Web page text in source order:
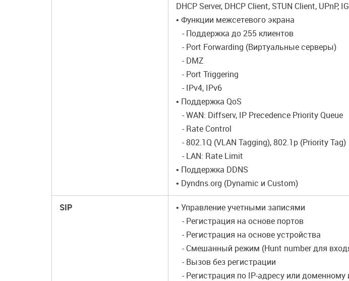
DHCP Server, DHCP Client, STUN Client, UPnP,
• Функции межсетевого экрана
- Поддержка до 255 клиентов
- Port Forwarding (Виртуальные серверы)
- DMZ
- Port Triggering
- IPv4, IPv6
• Поддержка QoS
- WAN: Diffserv, IP Precedence Priority Queue
- Rate Control
- 802.1Q (VLAN Tagging), 802.1p (Priority Tag)
- LAN: Rate Limit
• Поддержка DDNS
• Dyndns.org (Dynamic и Custom)
SIP
• Управление учетными записями
- Регистрация на основе портов
- Регистрация на основе устройства
- Смешанный режим (Hunt number для
- Вызов без регистрации
- Регистрация по IP-адресу или доменному